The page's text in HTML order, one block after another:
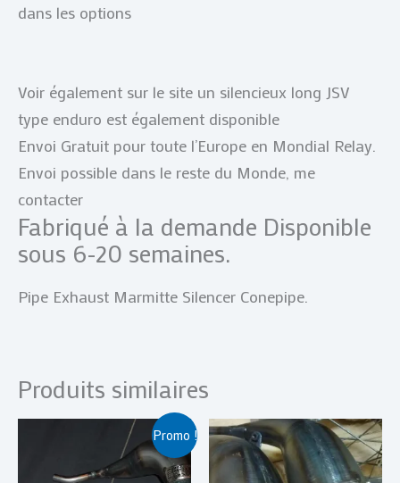
dans les options
Voir également sur le site un silencieux long JSV
type enduro est également disponible
Envoi Gratuit pour toute l’Europe en Mondial Relay.
Envoi possible dans le reste du Monde, me
contacter
Fabriqué à la demande Disponible
sous 6-20 semaines.
Pipe Exhaust Marmitte Silencer Conepipe.
Produits similaires
Promo !
Plage
de
prix :
Ce
produit